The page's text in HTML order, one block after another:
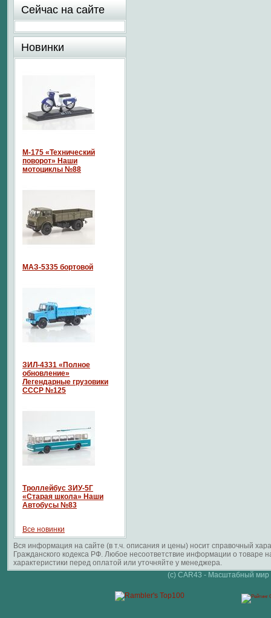
Сейчас на сайте
Новинки
М-175 «Технический
поворот» Наши
мотоциклы №88
МАЗ-5335 бортовой
ЗИЛ-4331 «Полное
обновление»
Легендарные грузовики
СССР №125
Троллейбус ЗИУ-5Г
«Старая школа» Наши
Автобусы №83
Все новинки
Вся информация на сайте (в т.ч. описания и цены) носит справочный
Гражданского кодекса РФ. Любое несоответствие информации о
характеристики перед оплатой или уточняйте у менеджера.
(c) CAR43 - Масштабный мир